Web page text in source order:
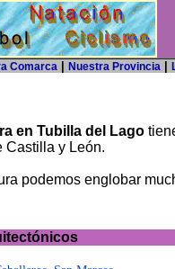
Comarca Nuestra Provincia
en Tubilla del Lago
Castilla y León.
podemos englobar